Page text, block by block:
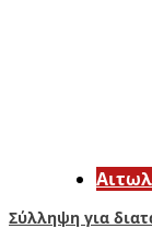
Σύλληψη για